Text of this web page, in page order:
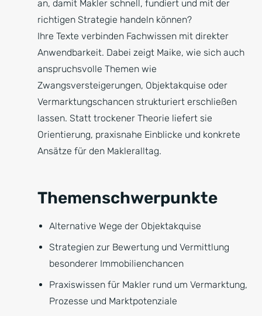
an, damit Makler schnell, fundiert und mit der
richtigen Strategie handeln können?
Ihre Texte verbinden Fachwissen mit direkter
Anwendbarkeit. Dabei zeigt Maike, wie sich auch
anspruchsvolle Themen wie
Zwangsversteigerungen, Objektakquise oder
Vermarktungschancen strukturiert erschließen
lassen. Statt trockener Theorie liefert sie
Orientierung, praxisnahe Einblicke und konkrete
Ansätze für den Makleralltag.
Themenschwerpunkte
Alternative Wege der Objektakquise
Strategien zur Bewertung und Vermittlung
besonderer Immobilienchancen
Praxiswissen für Makler rund um Vermarktung,
Prozesse und Marktpotenziale